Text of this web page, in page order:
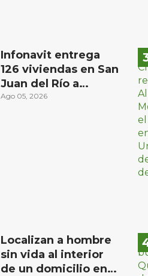
Infonavit entrega
126 viviendas en San
Juan del Río a
familias de bajos
Ago 05, 2026
Localizan a hombre
sin vida al interior
de un domicilio en